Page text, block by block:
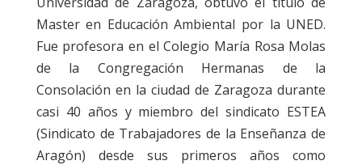
Master en Educación Ambiental por la UNED.
Fue profesora en el Colegio María Rosa Molas
de la Congregación Hermanas de la
Consolación en la ciudad de Zaragoza durante
casi 40 años y miembro del sindicato ESTEA
(Sindicato de Trabajadores de la Enseñanza de
Aragón) desde sus primeros años como